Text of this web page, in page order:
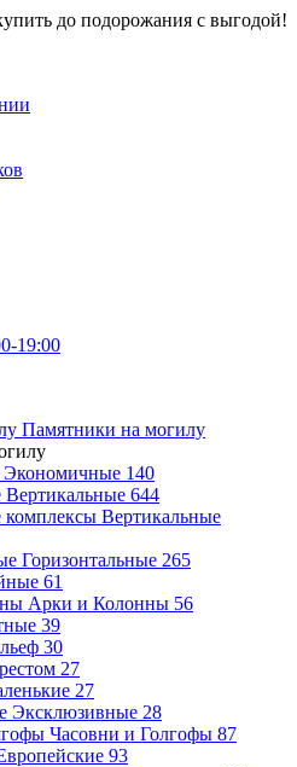
до подорожания с выгодой!
19:00
Памятники на могилу
Экономичные 140
Вертикальные 644
Вертикальные
Горизонтальные 265
61
Арки и Колонны 56
39
30
27
27
Эксклюзивные 28
Часовни и Голгофы 87
93